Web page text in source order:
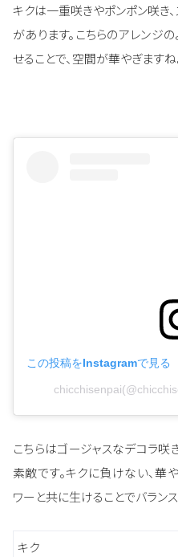
キクは一重咲きやポンポン咲き
があります。こちらのアレンジ
せることで、空間が華やぎますね
この投稿をInstagramで見る
こちらはゴージャスなデコラ咲
素敵です。キクに負けない、華
ワーと共に生けることでバランス
キク